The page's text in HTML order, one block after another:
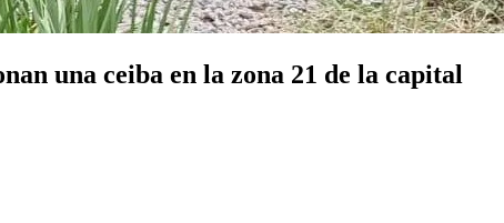
una ceiba en la zona 21 de la capital